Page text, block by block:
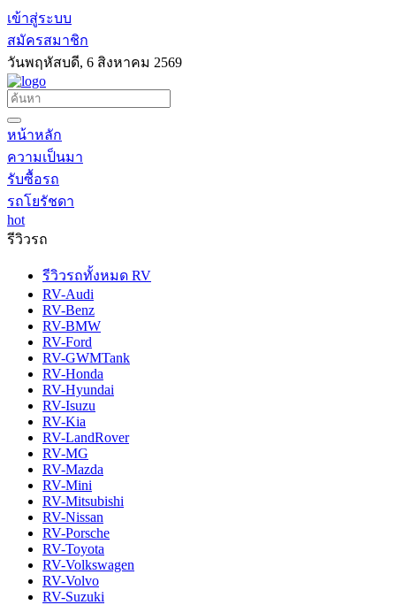
เข้าสู่ระบบ
สมัครสมาชิก
วันพฤหัสบดี, 6 สิงหาคม 2569
หน้าหลัก
ความเป็นมา
รับซื้อรถ
รถโยรัชดา
hot
รีวิวรถ
รีวิวรถทั้งหมด RV
RV-Audi
RV-Benz
RV-BMW
RV-Ford
RV-GWMTank
RV-Honda
RV-Hyundai
RV-Isuzu
RV-Kia
RV-LandRover
RV-MG
RV-Mazda
RV-Mini
RV-Mitsubishi
RV-Nissan
RV-Porsche
RV-Toyota
RV-Volkswagen
RV-Volvo
RV-Suzuki